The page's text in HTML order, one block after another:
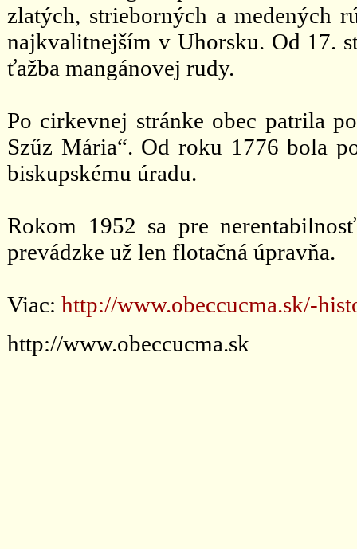
zlatých, strieborných a medených
najkvalitnejším v Uhorsku. Od 17.
ťažba mangánovej rudy.
Po cirkevnej stránke obec patrila
Szűz Mária“. Od roku 1776 bola
biskupskému úradu.
Rokom 1952 sa pre
prevádzke už len flotačná úpravňa.
Viac: http://www.obeccucma.sk/-
http://www.obeccucma.sk